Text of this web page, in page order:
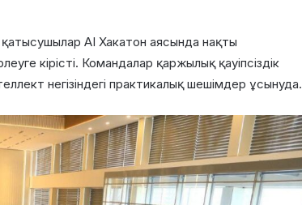
қатысушылар AI Хакатон аясында нақты
кірісті. Командалар қаржылық қауіпсіздік
негізіндегі практикалық шешімдер ұсынуда.